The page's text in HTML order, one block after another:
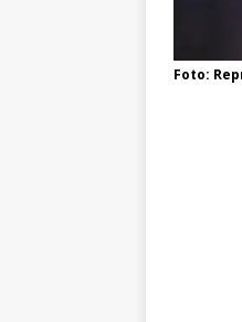
Foto: